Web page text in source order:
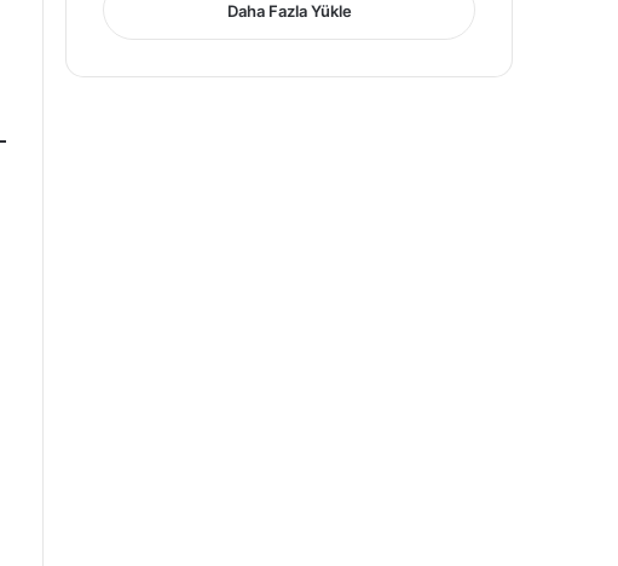
Daha Fazla Yükle